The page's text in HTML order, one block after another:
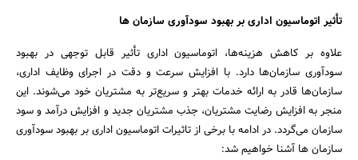
تأثیر اتوماسیون اداری بر بهبود سودآوری سازمان ها
علاوه بر کاهش هزینه‌ها، اتوماسیون اداری تأثیر قابل توجهی در بهبود
سودآوری سازمان‌ها دارد. با افزایش سرعت و دقت در اجرای وظایف اداری،
سازمان‌ها قادر به ارائه خدمات بهتر و سریع‌تر به مشتریان خود می‌شوند. این
منجر به افزایش رضایت مشتریان، جذب مشتریان جدید و افزایش درآمد و سود
سازمان می‌گردد. در ادامه با برخی از تاثیرات اتوماسیون اداری بر بهبود سودآوری
سازمان ها آشنا خواهیم شد: